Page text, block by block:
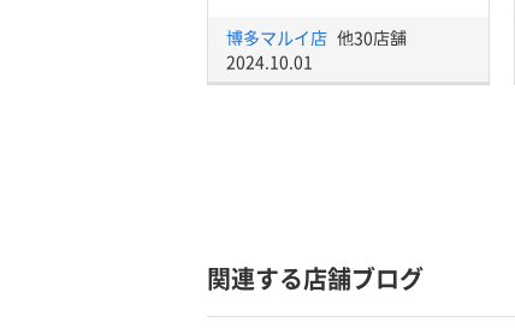
博多マルイ店 他30店舗
2024.10.01
関連する店舗ブログ